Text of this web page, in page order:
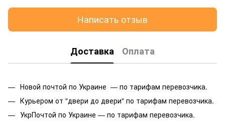
Написать отзыв
Доставка Оплата
Новой почтой по Украине — по тарифам перевозчика.
Курьером от "двери до двери" по тарифам перевозчика.
УкрПочтой по Украине — по тарифам перевозчика.